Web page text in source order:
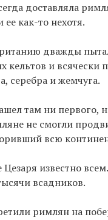
доставляла
ее как-то нехотя.
дважды
кельтов и
серебра и жемчуга.
там ни первого,
не смогли
всю
Цезаря известно
всадников.
римлян на